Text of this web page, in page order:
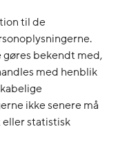
til de
bekendt med,
med henblik
ikke senere må
statistisk